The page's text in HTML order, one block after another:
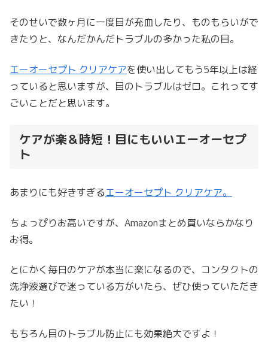
そのせいで数ヶ月に一度目が充血したり、ものもらいがで
きたりと、なんだかんだトラブルの多かった私の目。
エーオーセプト クリアケアを使い出してもう5年以上は経
っていると思いますが、目のトラブルはゼロ。これってす
ごいことだと思います。
ケアが楽＆時短！目にもいいエーオーセプ
ト
あまりにも好きすぎるエーオーセプト クリアケア。
ちょっぴりお高いですが、Amazonまとめ買いならかなり
お得。
とにかく毎日のケアが本当に楽になるので、コンタクトの
洗浄液選びで迷っている方がいたら、ぜひ使っていただき
たい！
もちろん目のトラブル防止にも効果絶大ですよ！